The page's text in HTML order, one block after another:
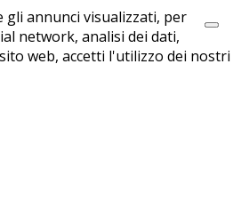
annunci visualizzati, per
network, analisi dei dati,
web, accetti l'utilizzo dei nostri